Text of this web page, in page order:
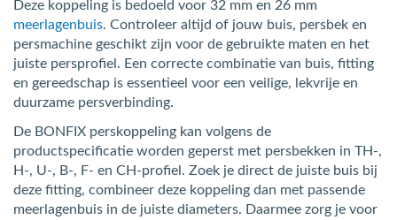
Deze koppeling is bedoeld voor 32 mm en 26 mm
meerlagenbuis. Controleer altijd of jouw buis, persbek en
persmachine geschikt zijn voor de gebruikte maten en het
juiste persprofiel. Een correcte combinatie van buis, fitting
en gereedschap is essentieel voor een veilige, lekvrije en
duurzame persverbinding.
De BONFIX perskoppeling kan volgens de
productspecificatie worden geperst met persbekken in TH-,
H-, U-, B-, F- en CH-profiel. Zoek je direct de juiste buis bij
deze fitting, combineer deze koppeling dan met passende
meerlagenbuis in de juiste diameters. Daarmee zorg je voor